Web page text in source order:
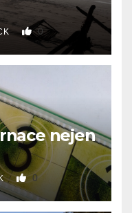
0
nejen
0